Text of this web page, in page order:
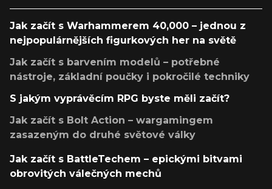
Jak začít s Warhammerem 40,000 – jednou z
nejpopulárnějších figurkových her na světě
Jak začít s barvením modelů – potřebné
nástroje, základní poučky i pokročilé techniky
S jakým vyprávěcím RPG byste měli začít?
Jak začít s Bolt Action – wargamingem
zasazeným do druhé světové války
Jak začít s BattleTechem – epickými bitvami
obrovitých válečných mechů